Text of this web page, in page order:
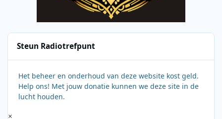
Steun Radiotrefpunt
Het beheer en onderhoud van deze website kost geld.
Help ons! Met jouw donatie kunnen we deze site in de
lucht houden.